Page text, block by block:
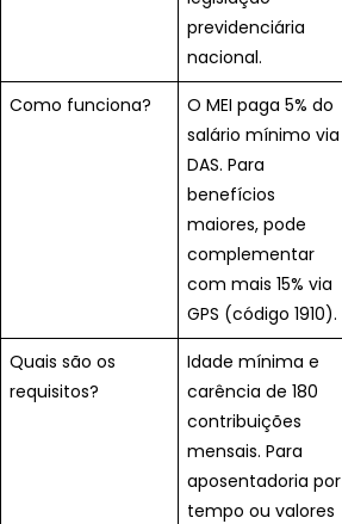
previdenciária
nacional.
Como funciona?
O MEI paga 5% do
salário mínimo via
DAS. Para
benefícios
maiores, pode
complementar
com mais 15% via
GPS (código 1910).
Quais são os
requisitos?
Idade mínima e
carência de 180
contribuições
mensais. Para
aposentadoria por
tempo ou valores